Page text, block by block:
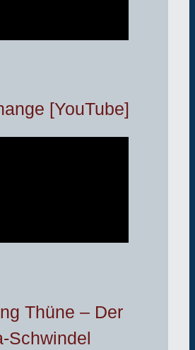
[YouTube]
Thüne – Der
Schwindel